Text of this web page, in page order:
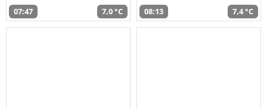
07:47 7,0 °C 08:13 7,4 °C